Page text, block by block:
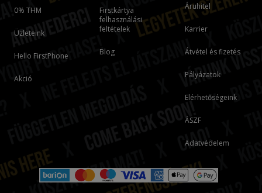
0% THM
Üzleteink
Hello FirstPhone
Akció
Firstkártya
felhasználási
feltételek
Blog
Áruhitel
Karrier
Átvétel és fizetés
Pályázatok
Elérhetőségeink
ÁSZF
Adatvédelem